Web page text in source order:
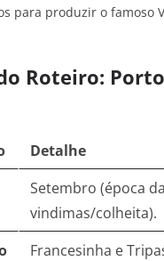
para produzir o famoso
Roteiro:
Detalhe
Setembro (época
vindimas/colheita).
Francesinha e